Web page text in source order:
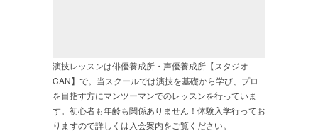
演技レッスンは俳優養成所・声優養成所【スタジオ
CAN】で。当スクールでは演技を基礎から学び、プロ
を目指す方にマンツーマンでのレッスンを行っていま
す。初心者も年齢も関係ありません！体験入学行ってお
りますので詳しくは入会案内をご覧ください。